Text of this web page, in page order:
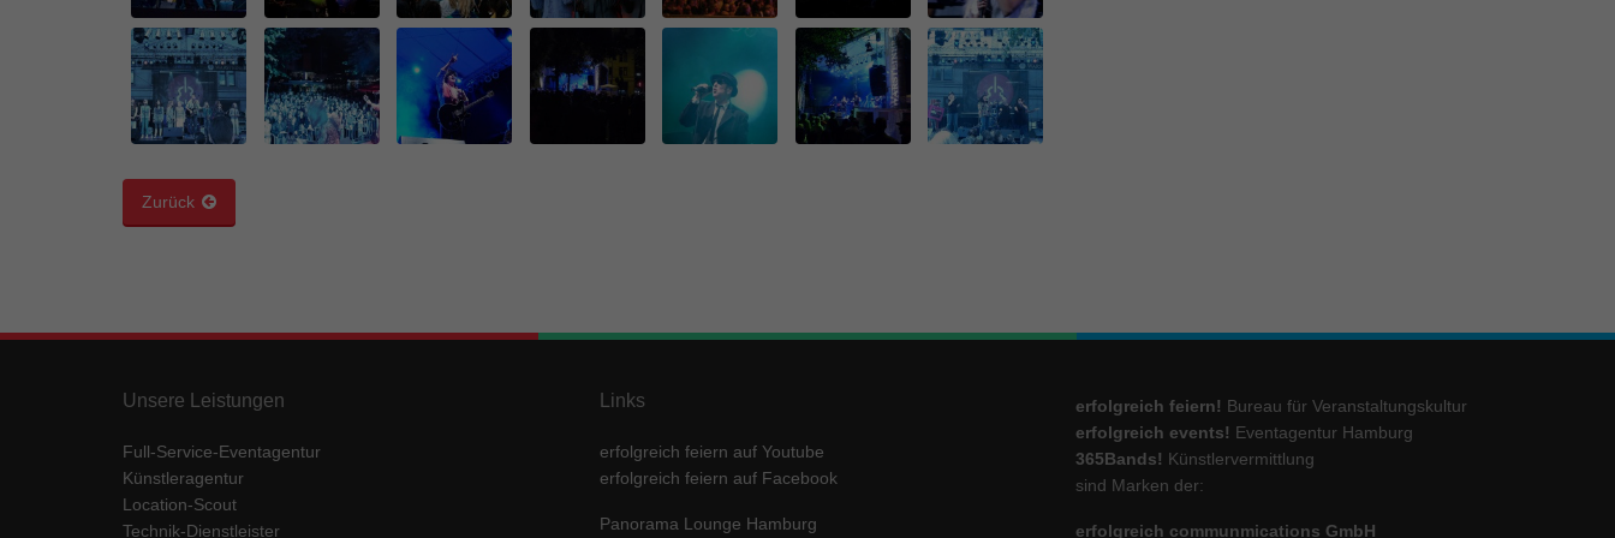
Zurück
Unsere Leistungen
Full-Service-Eventagentur
Künstleragentur
Location-Scout
Technik-Dienstleister
Links
erfolgreich feiern auf Youtube
erfolgreich feiern auf Facebook
Panorama Lounge Hamburg
erfolgreich feiern! Bureau für Veranstaltungskultur
erfolgreich events! Eventagentur Hamburg
365Bands! Künstlervermittlung
sind Marken der:
erfolgreich communmications GmbH
Essenziell (1)
Essenzielle Cookies ermöglichen grundlegende Funktionen und sind für die einwandfreie
Funktion der Website erforderlich.
Cookie-Informationen anzeigen
Marketing (1)
Inhalte von Videoplattformen und Social-Media-Plattformen werden standardmäßig blockiert.
powered by Borlabs Cookie Impressum